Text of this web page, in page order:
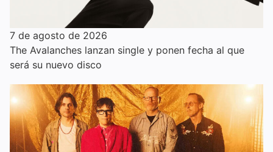
7 de agosto de 2026
The Avalanches lanzan single y ponen fecha al que
será su nuevo disco